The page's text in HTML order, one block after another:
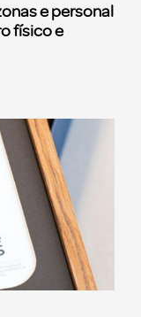
e personal
físico e